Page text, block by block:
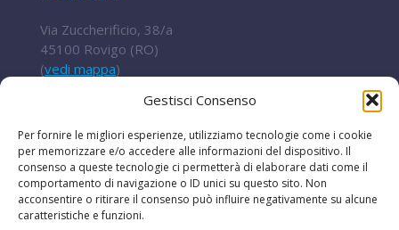
Gestisci Consenso
Per fornire le migliori esperienze, utilizziamo tecnologie come i cookie
per memorizzare e/o accedere alle informazioni del dispositivo. Il
consenso a queste tecnologie ci permetterà di elaborare dati come il
comportamento di navigazione o ID unici su questo sito. Non
acconsentire o ritirare il consenso può influire negativamente su alcune
caratteristiche e funzioni.
Via Zuccherificio, 38/a
45100 Rovigo (RO)
(vedi mappa)
+ 39 0422 852016
cert@t2i.it
Codice Fiscale / Partita IVA 04636360267
Organismo di ricerca Reg.UE 651/2014